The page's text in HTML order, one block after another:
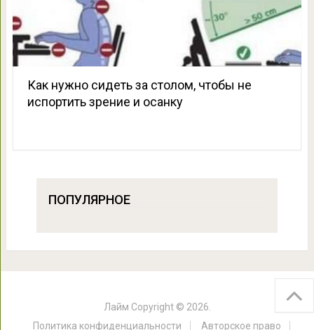
Как нужно сидеть за столом, чтобы не
испортить зрение и осанку
ПОПУЛЯРНОЕ
Лайм Copyright © 2026.
Политика конфиденциальности
Авторское право